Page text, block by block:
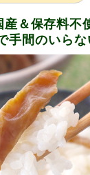
産＆保存料不
手間のいらな